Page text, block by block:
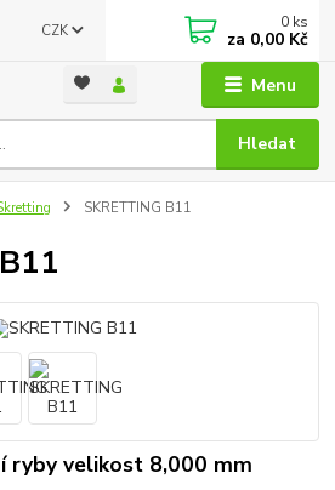
Menu
CZK
Hledat
0 ks
za 0,00 Kč
SKRETTING B11
ryby velikost 8,000 mm